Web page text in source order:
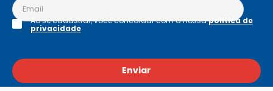
Enviar
Ao se cadastrar, você concordar com a nossapolítica de
privacidade